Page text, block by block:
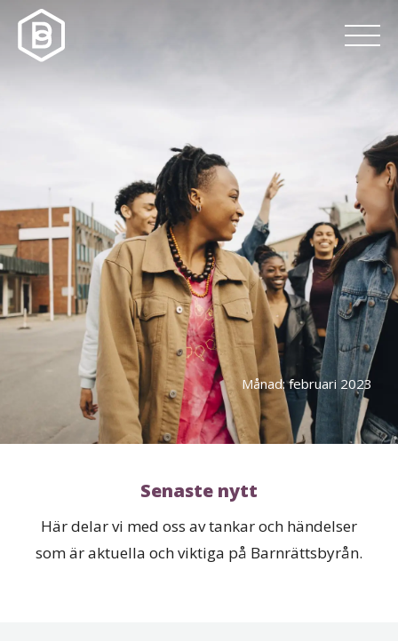
Månad:februari 2023
Senaste nytt
Här delar vi med oss av tankar och händelser
som är aktuella och viktiga på Barnrättsbyrån.